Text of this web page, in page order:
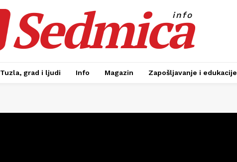
Sedmica
info
Tuzla, grad i ljudi Info Magazin Zapošljavanje i edukacije